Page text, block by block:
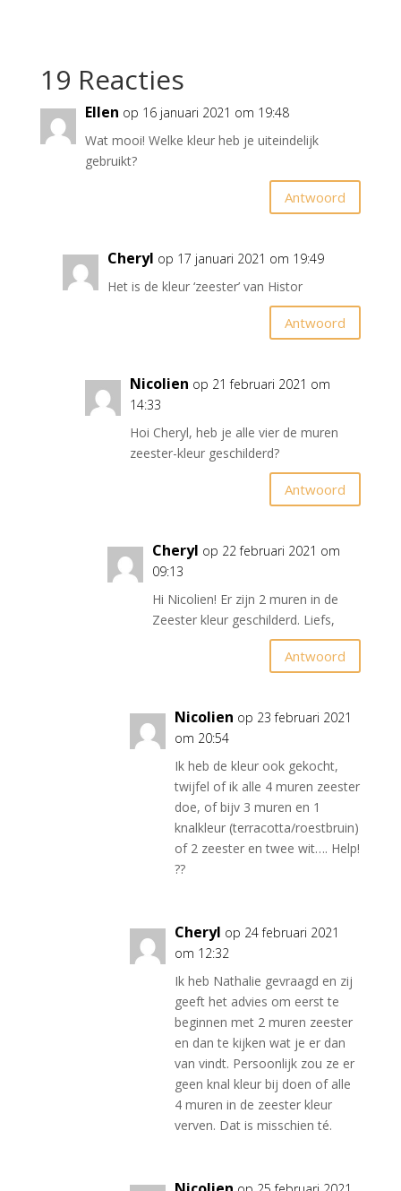
19 Reacties
Ellen op 16 januari 2021 om 19:48
Wat mooi! Welke kleur heb je uiteindelijk
gebruikt?
Antwoord
Cheryl op 17 januari 2021 om 19:49
Het is de kleur ‘zeester’ van Histor
Antwoord
Nicolien op 21 februari 2021 om
14:33
Hoi Cheryl, heb je alle vier de muren
zeester-kleur geschilderd?
Antwoord
Cheryl op 22 februari 2021 om
09:13
Hi Nicolien! Er zijn 2 muren in de
Zeester kleur geschilderd. Liefs,
Antwoord
Nicolien op 23 februari 2021
om 20:54
Ik heb de kleur ook gekocht,
twijfel of ik alle 4 muren zeester
doe, of bijv 3 muren en 1
knalkleur (terracotta/roestbruin)
of 2 zeester en twee wit…. Help!
??
Cheryl op 24 februari 2021
om 12:32
Ik heb Nathalie gevraagd en zij
geeft het advies om eerst te
beginnen met 2 muren zeester
en dan te kijken wat je er dan
van vindt. Persoonlijk zou ze er
geen knal kleur bij doen of alle
4 muren in de zeester kleur
verven. Dat is misschien té.